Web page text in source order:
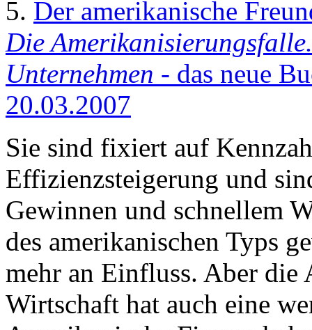
5. Der amerikanische
Die
Unternehmen - das neue
20.03.2007
Sie sind fixiert auf
Effizienzsteigerung und
Gewinnen und schnellem
des amerikanischen Typs
mehr an Einfluss. Aber die
Wirtschaft hat auch eine